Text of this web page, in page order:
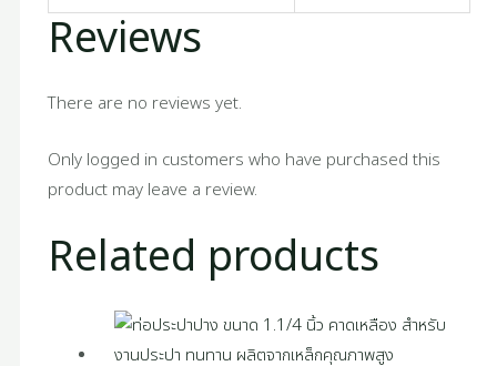
Reviews
There are no reviews yet.
Only logged in customers who have purchased this
product may leave a review.
Related products